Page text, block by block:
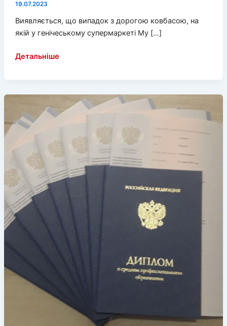
19.07.2023
Виявляється, що випадок з дорогою ковбасою, на
якій у генічеському супермаркеті My […]
Генічани
на
обважування
супермаркеті
Детальніше